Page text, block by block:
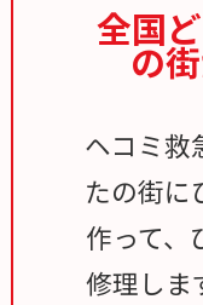
全国ど
の
ヘコミ救
たの街に
作って、
修理しま